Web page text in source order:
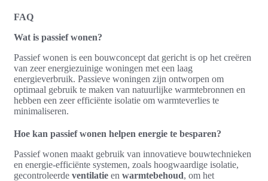
FAQ
Wat is passief wonen?
Passief wonen is een bouwconcept dat gericht is op het creëren
van zeer energiezuinige woningen met een laag
energieverbruik. Passieve woningen zijn ontworpen om
optimaal gebruik te maken van natuurlijke warmtebronnen en
hebben een zeer efficiënte isolatie om warmteverlies te
minimaliseren.
Hoe kan passief wonen helpen energie te besparen?
Passief wonen maakt gebruik van innovatieve bouwtechnieken
en energie-efficiënte systemen, zoals hoogwaardige isolatie,
gecontroleerde ventilatie en warmtebehoud, om het